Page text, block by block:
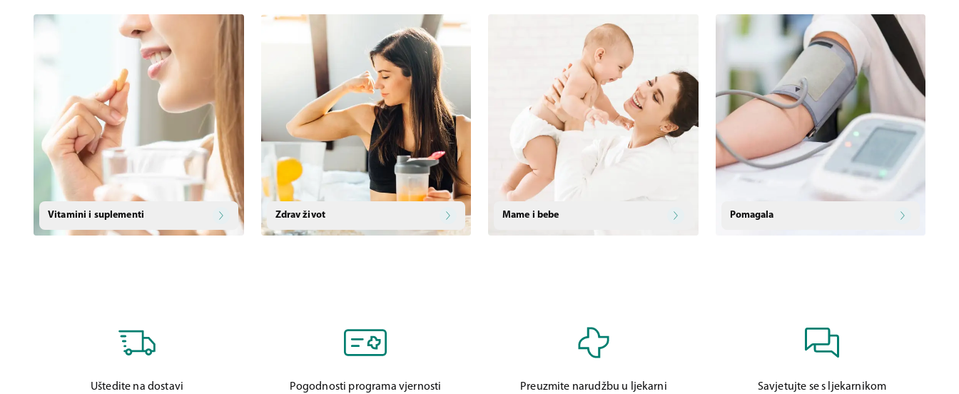
Vitamini i suplementi Zdrav život Mame i bebe Pomagala
Uštedite na dostavi Pogodnosti programa vjernosti Preuzmite narudžbu u ljekarni Savjetujte se s ljekarnikom